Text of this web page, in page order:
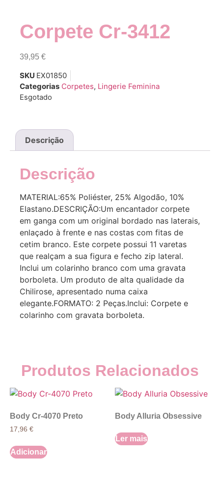
Corpete Cr-3412
39,95 €
SKU EX01850
Categorias Corpetes, Lingerie Feminina
Esgotado
Descrição
Descrição
MATERIAL:65% Poliéster, 25% Algodão, 10%
Elastano.DESCRIÇÃO:Um encantador corpete
em ganga com um original bordado nas laterais,
enlaçado à frente e nas costas com fitas de
cetim branco. Este corpete possui 11 varetas
que realçam a sua figura e fecho zip lateral.
Inclui um colarinho branco com uma gravata
borboleta. Um produto de alta qualidade da
Chilirose, apresentado numa caixa
elegante.FORMATO: 2 Peças.Inclui: Corpete e
colarinho com gravata borboleta.
Produtos Relacionados
Body Cr-4070 Preto
17,96 €
Adicionar
Body Alluria Obsessive
Ler mais